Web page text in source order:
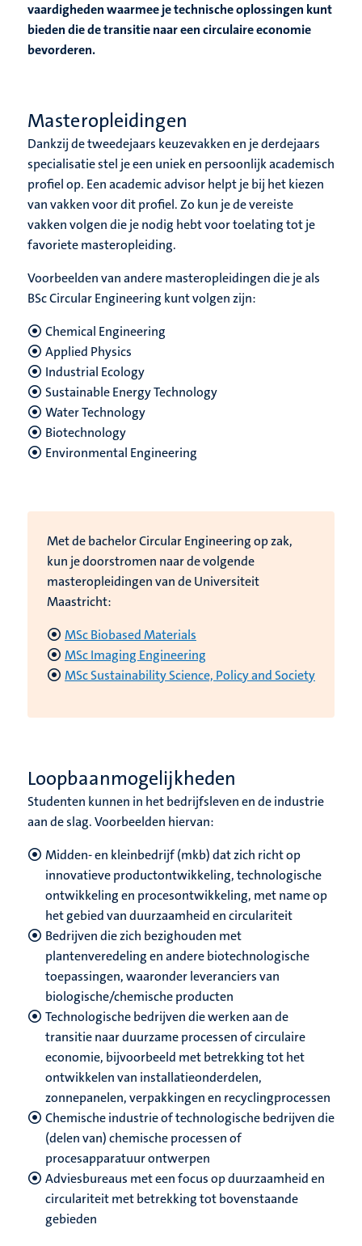
vaardigheden waarmee je technische oplossingen kunt
bieden die de transitie naar een circulaire economie
bevorderen.
Masteropleidingen
Dankzij de tweedejaars keuzevakken en je derdejaars
specialisatie stel je een uniek en persoonlijk academisch
profiel op. Een academic advisor helpt je bij het kiezen
van vakken voor dit profiel. Zo kun je de vereiste
vakken volgen die je nodig hebt voor toelating tot je
favoriete masteropleiding.
Voorbeelden van andere masteropleidingen die je als
BSc Circular Engineering kunt volgen zijn:
Chemical Engineering
Applied Physics
Industrial Ecology
Sustainable Energy Technology
Water Technology
Biotechnology
Environmental Engineering
Met de bachelor Circular Engineering op zak,
kun je doorstromen naar de volgende
masteropleidingen van de Universiteit
Maastricht:
MSc Biobased Materials
MSc Imaging Engineering
MSc Sustainability Science, Policy and Society
Loopbaanmogelijkheden
Studenten kunnen in het bedrijfsleven en de industrie
aan de slag. Voorbeelden hiervan:
Midden- en kleinbedrijf (mkb) dat zich richt op
innovatieve productontwikkeling, technologische
ontwikkeling en procesontwikkeling, met name op
het gebied van duurzaamheid en circulariteit
Bedrijven die zich bezighouden met
plantenveredeling en andere biotechnologische
toepassingen, waaronder leveranciers van
biologische/chemische producten
Technologische bedrijven die werken aan de
transitie naar duurzame processen of circulaire
economie, bijvoorbeeld met betrekking tot het
ontwikkelen van installatieonderdelen,
zonnepanelen, verpakkingen en recyclingprocessen
Chemische industrie of technologische bedrijven die
(delen van) chemische processen of
procesapparatuur ontwerpen
Adviesbureaus met een focus op duurzaamheid en
circulariteit met betrekking tot bovenstaande
gebieden